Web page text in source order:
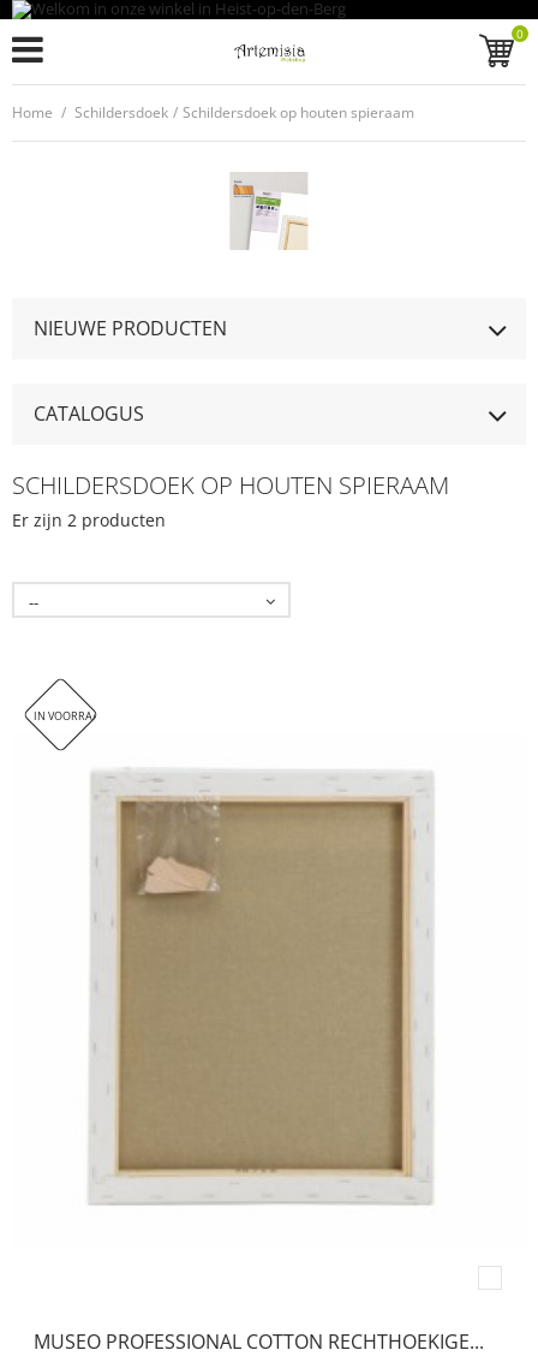
0
Home / Schildersdoek / Schildersdoek op houten spieraam
NIEUWE PRODUCTEN
CATALOGUS
SCHILDERSDOEK OP HOUTEN SPIERAAM
Er zijn 2 producten
--
IN VOORRAAD. DIT ARTIKEL WORDT HELAAS NIET VERZONDEN, ENKEL AFHALEN IN ONZE WINKEL!
MUSEO PROFESSIONAL COTTON RECHTHOEKIGE...